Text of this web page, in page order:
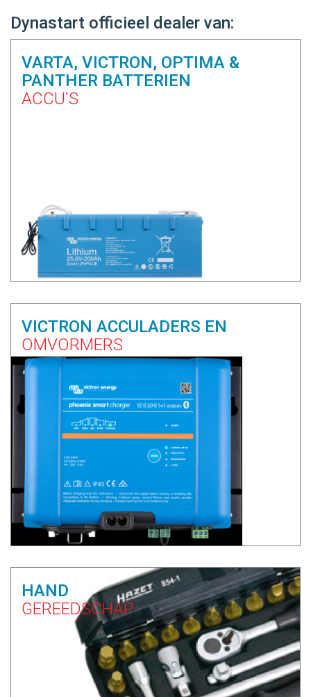
Dynastart officieel dealer van:
VARTA, VICTRON, OPTIMA &
PANTHER BATTERIEN
ACCU'S
VICTRON ACCULADERS EN
OMVORMERS
HAND
GEREEDSCHAP